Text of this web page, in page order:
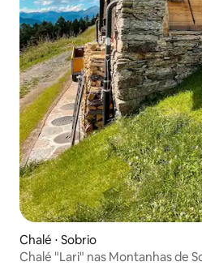
Chalé ⋅ Sobrio
Chalé "Lari" nas Montanhas de